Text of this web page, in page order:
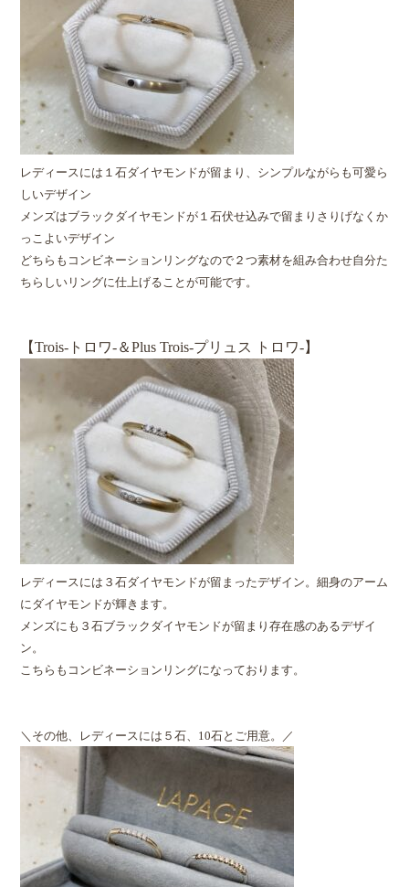
レディースには１石ダイヤモンドが留まり、シンプルながらも可愛ら
しいデザイン
メンズはブラックダイヤモンドが１石伏せ込みで留まりさりげなくか
っこよいデザイン
どちらもコンビネーションリングなので２つ素材を組み合わせ自分た
ちらしいリングに仕上げることが可能です。
【Trois‐トロワ‐＆Plus Trois‐プリュス トロワ‐】
レディースには３石ダイヤモンドが留まったデザイン。細身のアーム
にダイヤモンドが輝きます。
メンズにも３石ブラックダイヤモンドが留まり存在感のあるデザイ
ン。
こちらもコンビネーションリングになっております。
＼その他、レディースには５石、10石とご用意。／